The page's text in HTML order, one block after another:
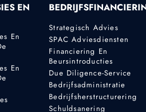
EN
En
En
Strategisch Advies
SPAC Adviesdiensten
Financiering En
Beursintroducties
Due Diligence-Service
Bedrijfsadministratie
Bedrijfsherstructurering
Schuldsanering